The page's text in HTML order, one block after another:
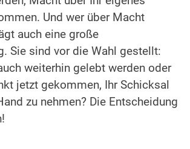
Und wer über Macht
auch eine große
Sie sind vor die Wahl gestellt:
weiterhin gelebt werden oder
jetzt gekommen, Ihr Schicksal
zu nehmen? Die Entscheidung